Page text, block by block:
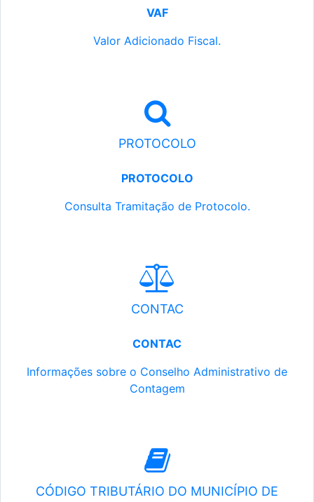
VAF
Valor Adicionado Fiscal.
PROTOCOLO
PROTOCOLO
Consulta Tramitação de Protocolo.
CONTAC
CONTAC
Informações sobre o Conselho Administrativo de
Contagem
CÓDIGO TRIBUTÁRIO DO MUNICÍPIO DE